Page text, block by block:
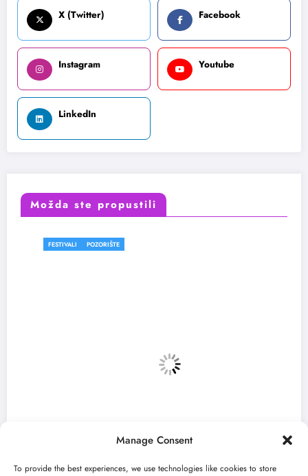
Manage Consent
To provide the best experiences, we use technologies like cookies to store
X (Twitter) Facebook
Instagram Youtube
LinkedIn
Možda ste propustili
FESTIVALI POZORIŠTE